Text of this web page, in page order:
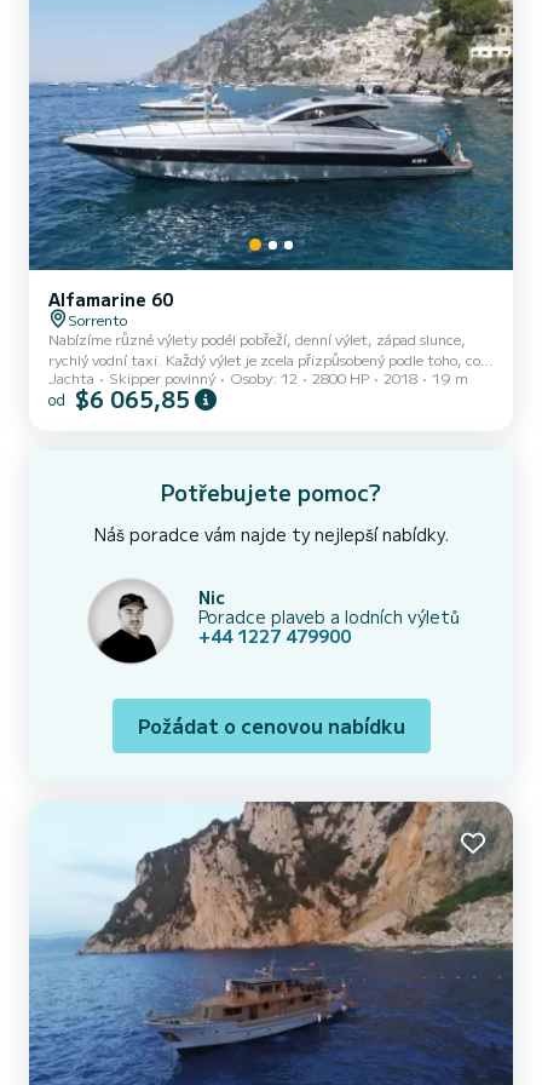
Alfamarine 60
Sorrento
Nabízíme různé výlety podél pobřeží, denní výlet, západ slunce,
rychlý vodní taxi. Každý výlet je zcela přizpůsobený podle toho, co
byste chtěli dělat. V ceně je zahrnuto: DPH, kapitán, palivo,
ručníky, nealkoholické nápoje a suché občerstvení. V ceně není
Procida atd. Můžeme také vyplout z jiných přístavů...
Jachta Skipper povinný Osoby: 12 2800 HP 2018 19 m
od $6 065,85
Potřebujete pomoc?
Náš poradce vám najde ty nejlepší nabídky.
Nic
Poradce plaveb a lodních výletů
+44 1227 479900
Požádat o cenovou nabídku